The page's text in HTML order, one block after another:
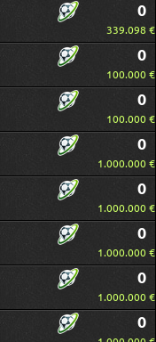
0
339.098 €
0
100.000 €
0
100.000 €
0
1.000.000 €
0
1.000.000 €
0
1.000.000 €
0
1.000.000 €
0